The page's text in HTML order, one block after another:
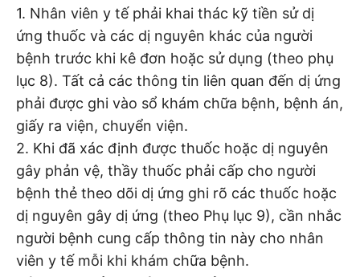
1. Nhân viên y tế phải khai thác kỹ tiền sử dị
ứng thuốc và các dị nguyên khác của người
bệnh trước khi kê đơn hoặc sử dụng (theo phụ
lục 8). Tất cả các thông tin liên quan đến dị ứng
phải được ghi vào sổ khám chữa bệnh, bệnh án,
giấy ra viện, chuyển viện.
2. Khi đã xác định được thuốc hoặc dị nguyên
gây phản vệ, thầy thuốc phải cấp cho người
bệnh thẻ theo dõi dị ứng ghi rõ các thuốc hoặc
dị nguyên gây dị ứng (theo Phụ lục 9), cần nhắc
người bệnh cung cấp thông tin này cho nhân
viên y tế mỗi khi khám chữa bệnh.